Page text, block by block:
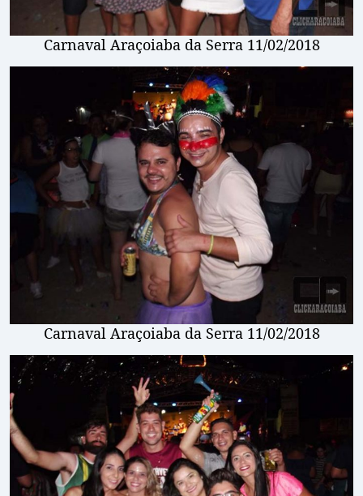
Carnaval Araçoiaba da Serra 11/02/2018
Carnaval Araçoiaba da Serra 11/02/2018